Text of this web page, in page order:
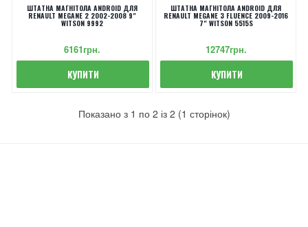
ШТАТНА МАГНІТОЛА ANDROID ДЛЯ
RENAULT MEGANE 2 2002-2008 9"
WITSON 9992
6161грн.
КУПИТИ
ШТАТНА МАГНІТОЛА ANDROID ДЛЯ
RENAULT MEGANE 3 FLUENCE 2009-2016
7" WITSON 5515S
12747грн.
КУПИТИ
Показано з 1 по 2 із 2 (1 сторінок)